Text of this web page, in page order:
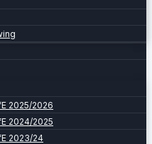
2025/2026
2024/2025
2023/24